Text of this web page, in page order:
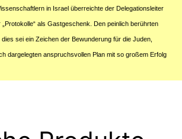
in Israel überreichte der Delegationsleiter
als Gastgeschenk. Den peinlich berührten
sei ein Zeichen der Bewunderung für die Juden,
dargelegten anspruchsvollen Plan mit so großem Erfolg